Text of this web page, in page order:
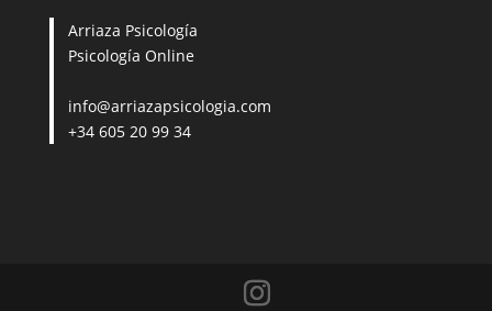
Arriaza Psicología
Psicología Online
info@arriazapsicologia.com
+34 605 20 99 34